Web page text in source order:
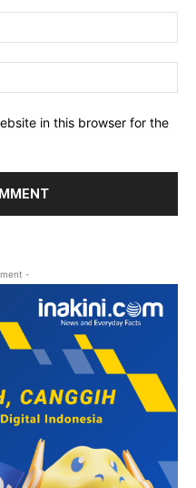
in this browser for the
-